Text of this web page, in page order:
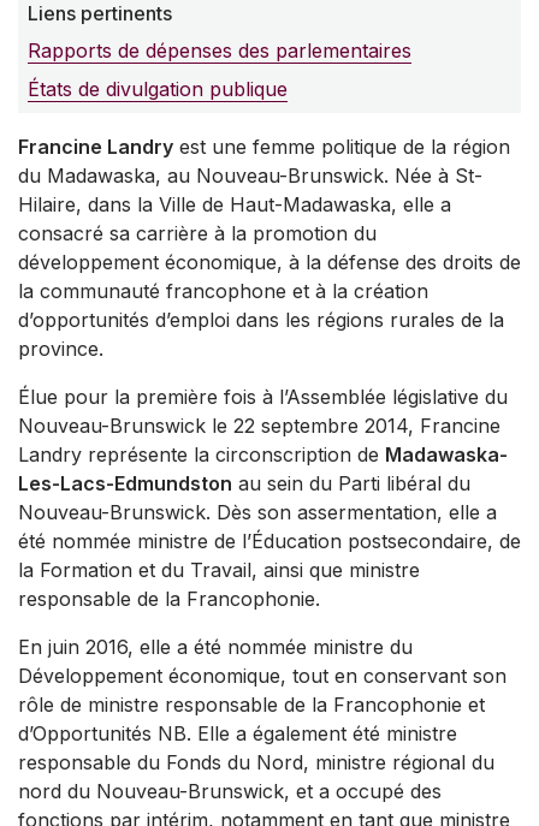
Liens pertinents
Rapports de dépenses des parlementaires
États de divulgation publique
Francine Landry est une femme politique de la région
du Madawaska, au Nouveau-Brunswick. Née à St-
Hilaire, dans la Ville de Haut-Madawaska, elle a
consacré sa carrière à la promotion du
développement économique, à la défense des droits de
la communauté francophone et à la création
d’opportunités d’emploi dans les régions rurales de la
province.
Élue pour la première fois à l’Assemblée législative du
Nouveau-Brunswick le 22 septembre 2014, Francine
Landry représente la circonscription de Madawaska-
Les-Lacs-Edmundston au sein du Parti libéral du
Nouveau-Brunswick. Dès son assermentation, elle a
été nommée ministre de l’Éducation postsecondaire, de
la Formation et du Travail, ainsi que ministre
responsable de la Francophonie.
En juin 2016, elle a été nommée ministre du
Développement économique, tout en conservant son
rôle de ministre responsable de la Francophonie et
d’Opportunités NB. Elle a également été ministre
responsable du Fonds du Nord, ministre régional du
nord du Nouveau-Brunswick, et a occupé des
fonctions par intérim, notamment en tant que ministre